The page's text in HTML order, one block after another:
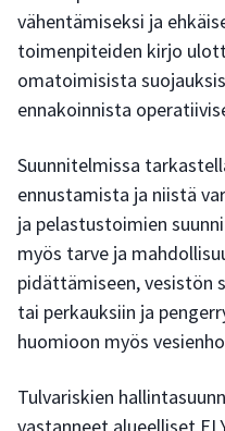
vähentämiseksi ja
toimenpiteiden kirjo
omatoimisista
ennakoinnista
Suunnitelmissa
ennustamista ja niistä
ja pelastustoimien
myös tarve ja
pidättämiseen, vesistön
tai perkauksiin ja
huomioon myös
Tulvariskien